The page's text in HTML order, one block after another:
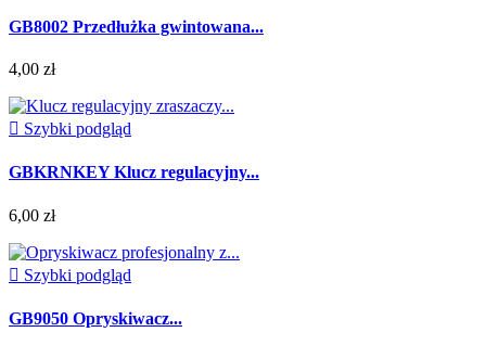
GB8002 Przedłużka gwintowana...
4,00 zł
 Szybki podgląd
GBKRNKEY Klucz regulacyjny...
6,00 zł
 Szybki podgląd
GB9050 Opryskiwacz...